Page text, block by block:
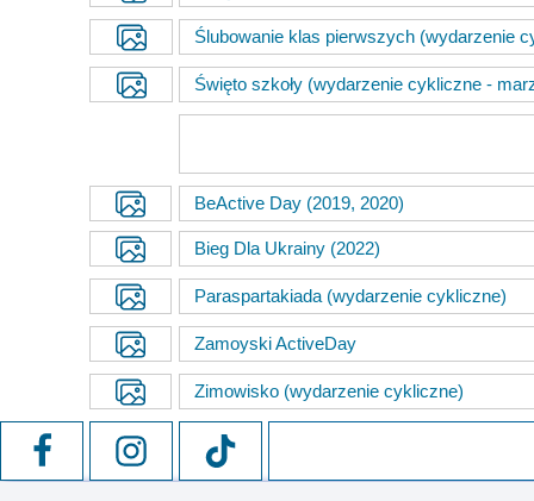
Zimowisko (wydarzenie cykliczne)
Zamoyski ActiveDay
Paraspartakiada (wydarzenie cykliczne)
Bieg Dla Ukrainy (2022)
Ślubowanie klas pierwszych (wydarzenie
Święto szkoły (wydarzenie cykliczne -
BeActive Day (2019, 2020)
Biblioteka szkolna
Pedagog i Psycholog
mLegitymacja
Konkursy, wykłady
Doradca Zawodowy
Wyszukiwarka uczelni
Przerwy szkolne